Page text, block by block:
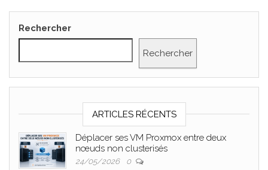
Rechercher
Rechercher
ARTICLES RÉCENTS
Déplacer ses VM Proxmox entre deux
nœuds non clusterisés
24/05/2026 0